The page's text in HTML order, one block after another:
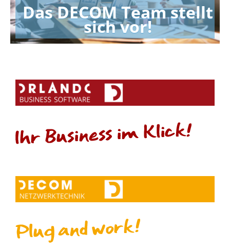
Das DECOM Team stellt
sich vor!